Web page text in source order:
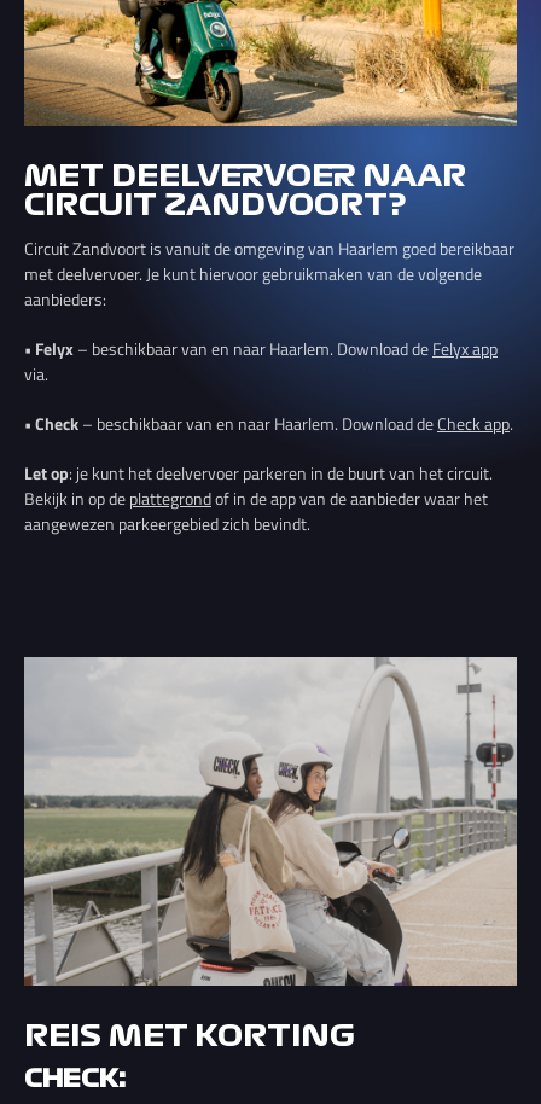
MET DEELVERVOER NAAR
CIRCUIT ZANDVOORT?
Circuit Zandvoort is vanuit de omgeving van Haarlem goed bereikbaar
met deelvervoer. Je kunt hiervoor gebruikmaken van de volgende
aanbieders:
• Felyx– beschikbaar van en naar Haarlem. Download deFelyx app
via.
• Check– beschikbaar van en naar Haarlem. Download deCheck app.
Let op: je kunt het deelvervoer parkeren in de buurt van het circuit.
Bekijk in op deplattegrondof in de app van de aanbieder waar het
aangewezen parkeergebied zich bevindt.
REIS MET KORTING
CHECK: